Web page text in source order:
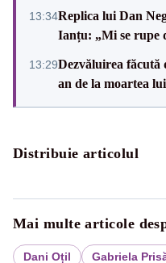
13:34Replica lui Dan
Ianțu: „Mi se rupe
13:29Dezvăluirea făcută
an de la moartea
Distribuie articolul
Mai multe articole
Dani Oțil Gabriela